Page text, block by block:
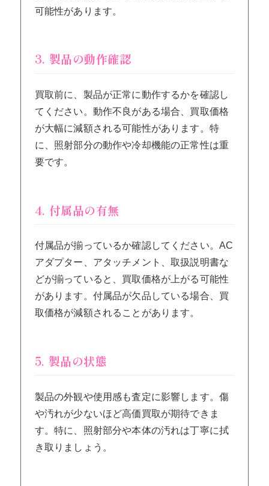
可能性があります。
3. 製品の動作確認
買取前に、製品が正常に動作するかを確認し
てください。動作不良がある場合、買取価格
が大幅に減額される可能性があります。特
に、照射部分の動作や冷却機能の正常性は重
要です。
4. 付属品の有無
付属品が揃っているか確認してください。AC
アダプター、アタッチメント、取扱説明書な
どが揃っていると、買取価格が上がる可能性
があります。付属品が欠品している場合、買
取価格が減額されることがあります。
5. 製品の状態
製品の外観や使用感も査定に影響します。傷
や汚れが少ないほど高価買取が期待できま
す。特に、照射部分や本体の汚れは丁寧に拭
き取りましょう。